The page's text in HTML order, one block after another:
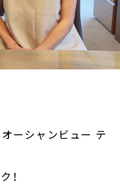
ーシャンビュー テ
！